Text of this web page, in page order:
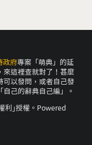
政府專案「萌典」的延
這裡查就對了！甚麼
以發問，或者自己發
己的辭典自己編」。
利｣授權。Powered